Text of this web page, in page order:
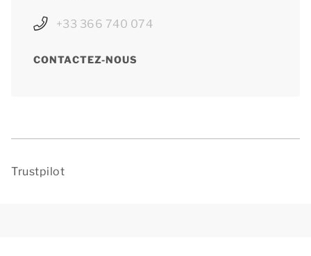
+33 366 740 074
CONTACTEZ-NOUS
Trustpilot